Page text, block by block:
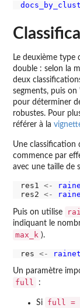
Le deuxième type
double : selon la
deux
segments, puis
pour déterminer
robustes. Pour
référer à la
Une classification
commence par
avec une taille de
res1 <-
res2 <-
Puis on utilise
indiquant le
max_k ).
res <-
Un paramètre
full :
Si full =